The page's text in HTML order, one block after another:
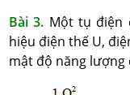
Bài 3. Một tụ điện
hiệu điện thế U,
mật độ năng